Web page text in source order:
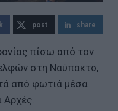
post share
πίσω από τον
στη Ναύπακτο,
από φωτιά μέσα
Αρχές.